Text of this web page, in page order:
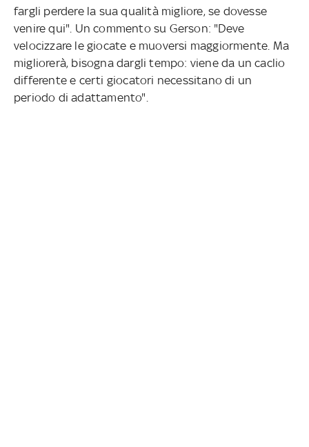
fargli perdere la sua qualità migliore, se dovesse
venire qui". Un commento su Gerson: "Deve
velocizzare le giocate e muoversi maggiormente. Ma
migliorerà, bisogna dargli tempo: viene da un caclio
differente e certi giocatori necessitano di un
periodo di adattamento".